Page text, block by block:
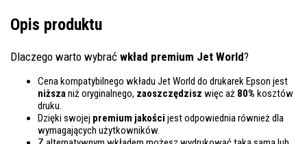
Opis produktu
Dlaczego warto wybrać wkład premium Jet World?
Cena kompatybilnego wkładu Jet World do drukarek Epson jest
niższaniż oryginalnego, zaoszczędzisz więc aż 80% kosztów
druku.
Dzięki swojej premium jakości jest odpowiednia również dla
wymagających użytkowników.